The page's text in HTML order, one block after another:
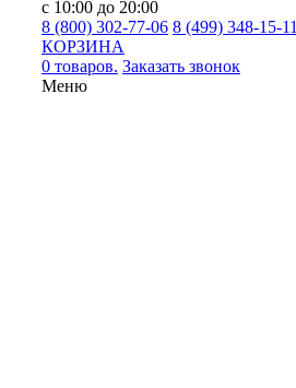
с 10:00 до 20:00
8 (800) 302-77-06 8 (499) 348-15-11
КОРЗИНА
0 товаров. Заказать звонок
Меню